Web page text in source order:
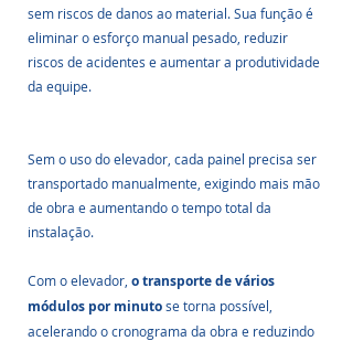
sem riscos de danos ao material. Sua função é
eliminar o esforço manual pesado, reduzir
riscos de acidentes e aumentar a produtividade
da equipe.
Sem o uso do elevador, cada painel precisa ser
transportado manualmente, exigindo mais mão
de obra e aumentando o tempo total da
instalação.
Com o elevador, o transporte de vários
módulos por minuto se torna possível,
acelerando o cronograma da obra e reduzindo